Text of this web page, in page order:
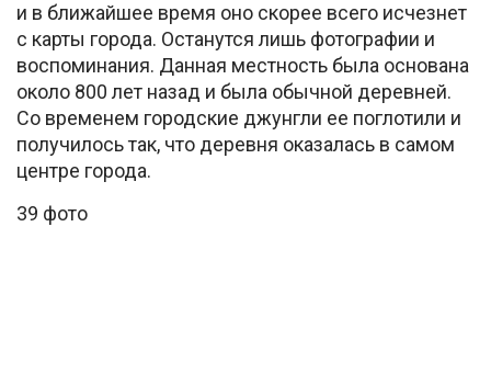
и в ближайшее время оно скорее всего исчезнет
с карты города. Останутся лишь фотографии и
воспоминания. Данная местность была основана
около 800 лет назад и была обычной деревней.
Со временем городские джунгли ее поглотили и
получилось так, что деревня оказалась в самом
центре города.
39 фото